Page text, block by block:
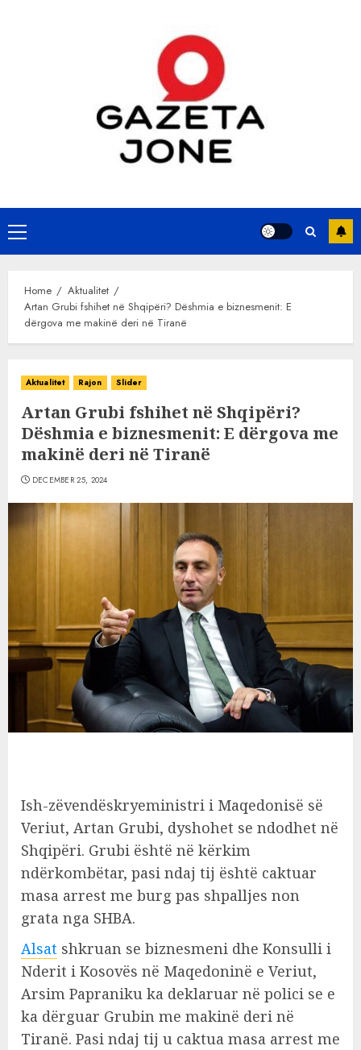
Primary
Menu
Home
Aktualitet
Artan Grubi fshihet në Shqipëri? Dëshmia e biznesmenit: E
dërgova me makinë deri në Tiranë
Aktualitet Rajon Slider
Artan Grubi fshihet në Shqipëri?
Dëshmia e biznesmenit: E dërgova me
makinë deri në Tiranë
DECEMBER 25, 2024
Ish-zëvendëskryeministri i Maqedonisë së
Veriut, Artan Grubi, dyshohet se ndodhet në
Shqipëri. Grubi është në kërkim
ndërkombëtar, pasi ndaj tij është caktuar
masa arrest me burg pas shpalljes non
grata nga SHBA.
Alsat shkruan se biznesmeni dhe Konsulli i
Nderit i Kosovës në Maqedoninë e Veriut,
Arsim Papraniku ka deklaruar në polici se e
ka dërguar Grubin me makinë deri në
Tiranë. Pasi ndaj tij u caktua masa arrest me